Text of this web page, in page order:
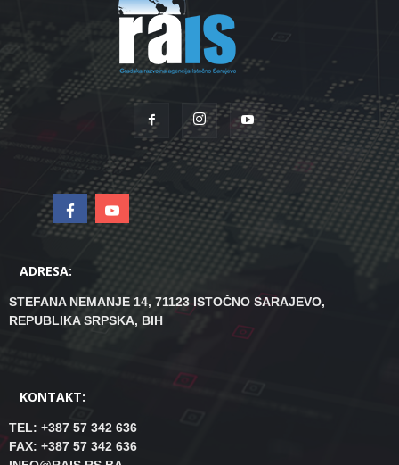
ADRESA:
STEFANA NEMANJE 14, 71123 ISTOČNO SARAJEVO,
REPUBLIKA SRPSKA, BIH
KONTAKT:
TEL: +387 57 342 636
FAX: +387 57 342 636